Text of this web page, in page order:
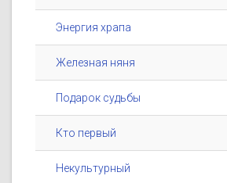
Энергия храпа
Железная няня
Подарок судьбы
Кто первый
Некультурный